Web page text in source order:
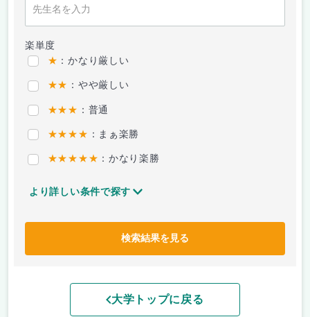
楽単度
★ ：かなり厳しい
★★ ：やや厳しい
★★★ ：普通
★★★★ ：まぁ楽勝
★★★★★ ：かなり楽勝
より詳しい条件で探す
検索結果を見る
大学トップに戻る